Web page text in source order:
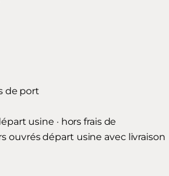
de port
usine · hors frais de
ouvrés départ usine avec livraison